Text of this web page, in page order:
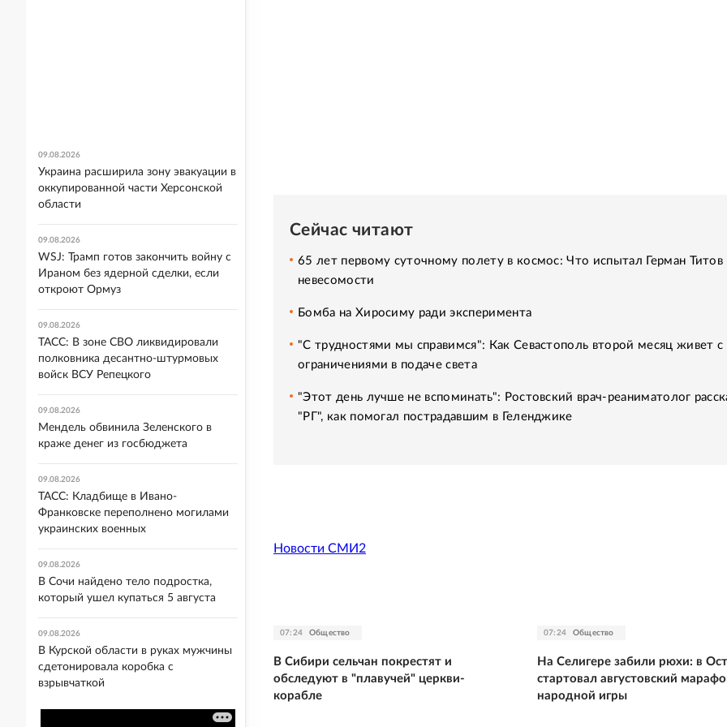
Сейчас читают
65 лет первому суточному полету в космос: Что испытал Герман Титов
невесомости
Бомба на Хиросиму ради эксперимента
"С трудностями мы справимся": Как Севастополь второй месяц живет с
ограничениями в подаче света
"Этот день лучше не вспоминать": Ростовский врач-реаниматолог
"РГ", как помогал пострадавшим в Геленджике
Новости СМИ2
07:24 Общество
В Сибири сельчан покрестят и
обследуют в "плавучей" церкви-
корабле
07:24 Общество
На Селигере забили рюхи: в
стартовал августовский
народной игры
09.08.2026
Украина расширила зону эвакуации в
оккупированной части Херсонской
области
09.08.2026
WSJ: Трамп готов закончить войну с
Ираном без ядерной сделки, если
откроют Ормуз
09.08.2026
ТАСС: В зоне СВО ликвидировали
полковника десантно-штурмовых
войск ВСУ Репецкого
09.08.2026
Мендель обвинила Зеленского в
краже денег из госбюджета
09.08.2026
ТАСС: Кладбище в Ивано-
Франковске переполнено могилами
украинских военных
09.08.2026
В Сочи найдено тело подростка,
который ушел купаться 5 августа
09.08.2026
В Курской области в руках мужчины
сдетонировала коробка с
взрывчаткой